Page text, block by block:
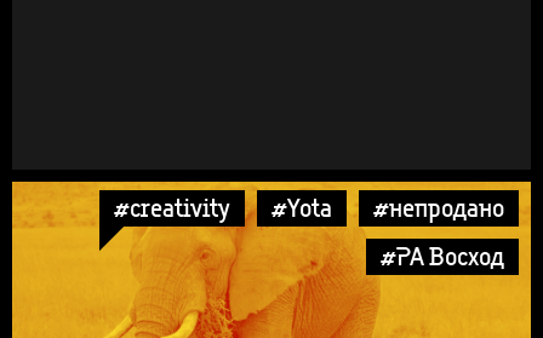
#creativity #Yota
#непродано
#РА Восход